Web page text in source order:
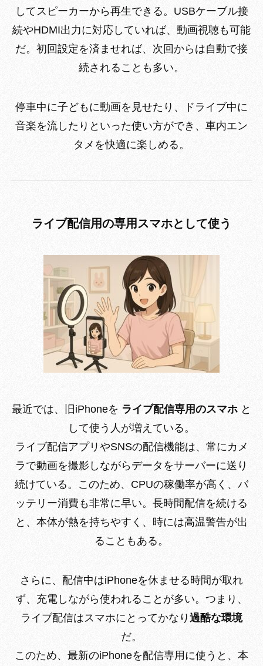
してスピーカーから再生できる。USBケーブル接
続やHDMI出力に対応していれば、動画視聴も可能
だ。初回設定を済ませれば、次回からは自動で接
続されることも多い。
停車中に子どもに動画を見せたり、ドライブ中に
音楽を流したりといった使い方ができ、車内エン
タメを快適に楽しめる。
ライブ配信用の専用スマホとして使う
最近では、旧iPhoneを ライブ配信専用のスマホ と
して使う人が増えている。
ライブ配信アプリやSNSの配信機能は、常にカメ
ラで動画を撮影しながらデータをサーバーに送り
続けている。このため、CPUの稼働率が高く、バ
ッテリー消費も非常に早い。長時間配信を続ける
と、本体が熱を持ちやすく、時には高温警告が出
ることもある。
さらに、配信中はiPhoneを休ませる時間が取れ
ず、充電しながら使われることが多い。つまり、
ライブ配信はスマホにとってかなり 過酷な環境
だ。
このため、最新のiPhoneを配信専用に使うと、本